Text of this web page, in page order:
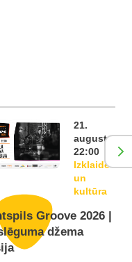
21.
augusts,
22:00
Izklaide
un
kultūra
Groove 2026 |
džema